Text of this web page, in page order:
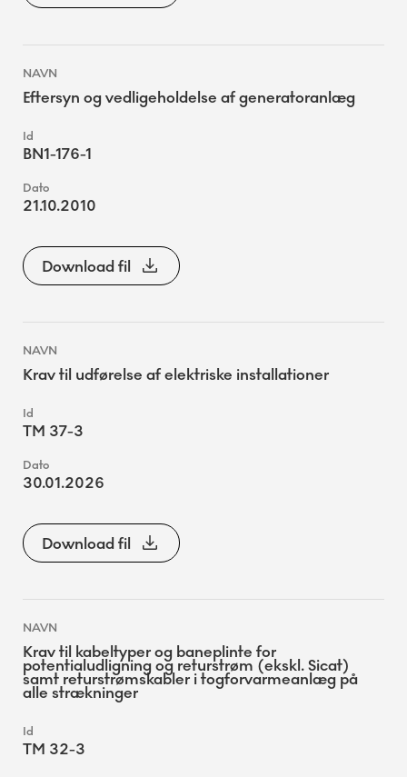
Eftersyn og vedligeholdelse af generatoranlæg
BN1-176-1
21.10.2010
Download fil
Krav til udførelse af elektriske installationer
TM 37-3
30.01.2026
Download fil
Krav til kabeltyper og baneplinte for
potentialudligning og returstrøm (ekskl. Sicat)
samt returstrømskabler i togforvarmeanlæg på
alle strækninger
TM 32-3